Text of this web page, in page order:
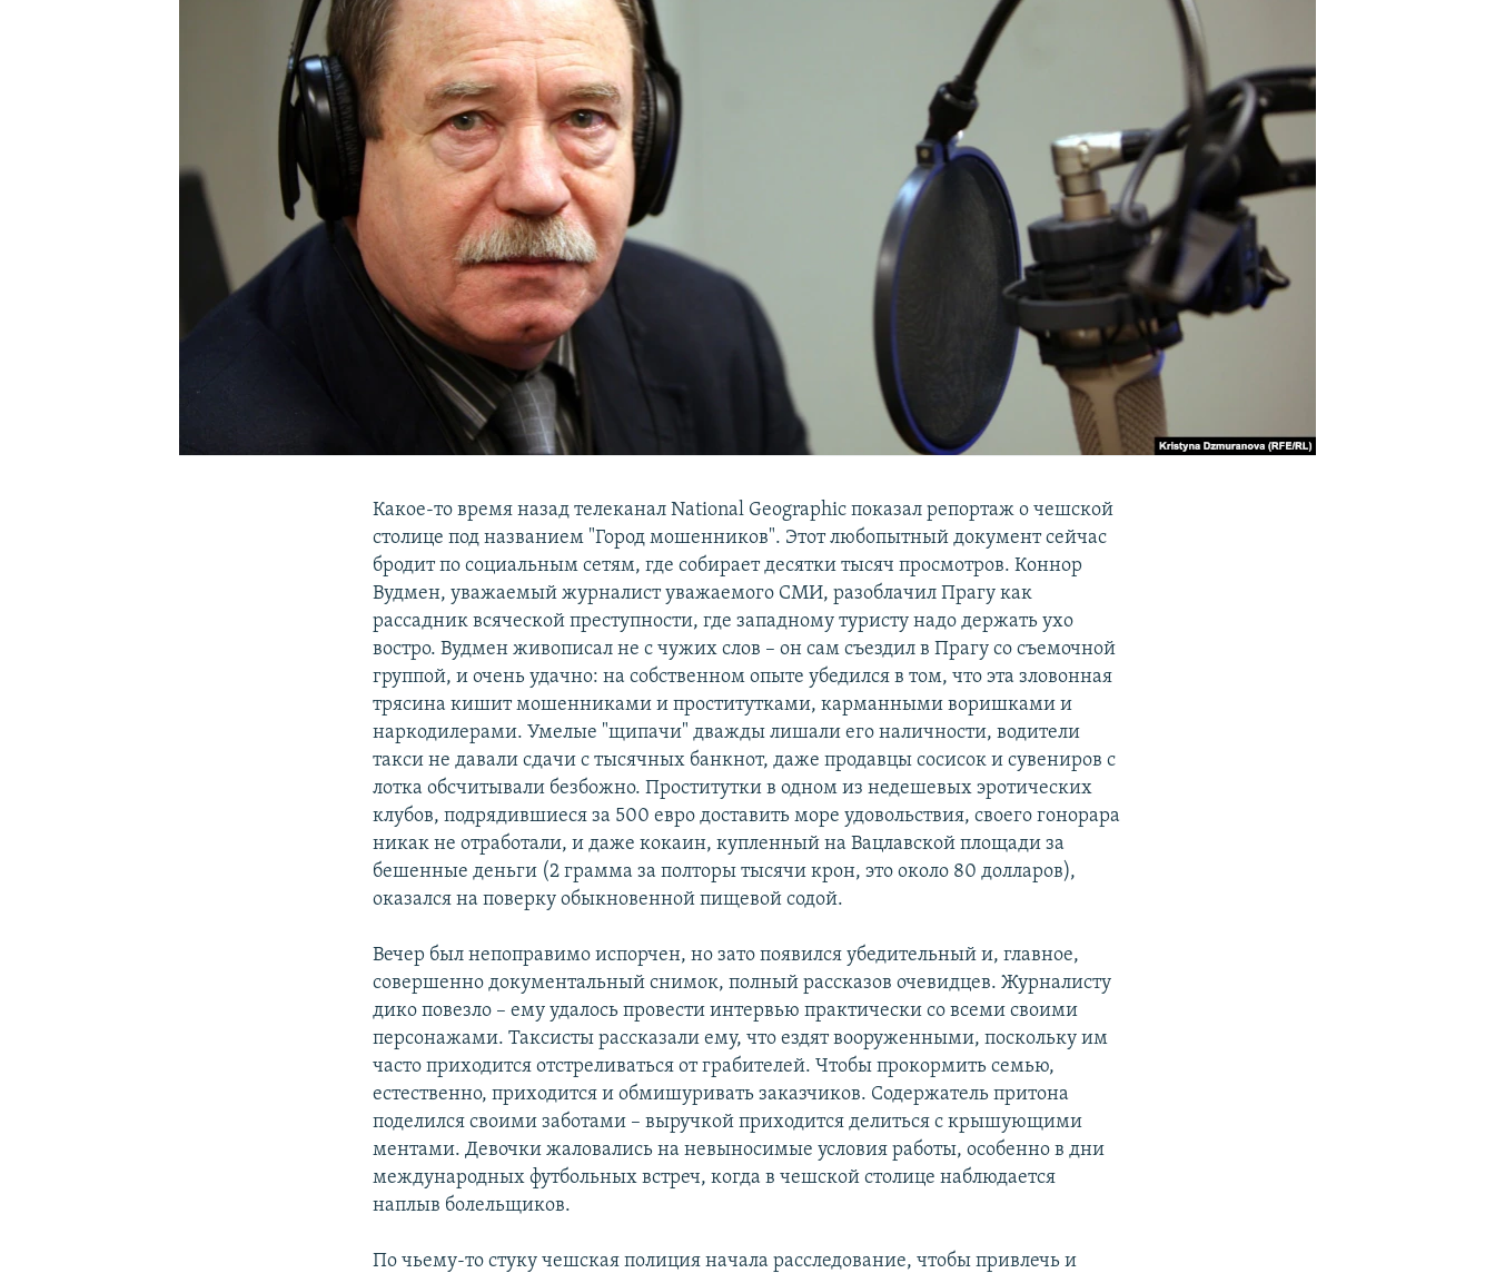
Какое-то время назад телеканал National Geographic показал репортаж о чешской
столице под названием "Город мошенников". Этот любопытный документ сейчас
бродит по социальным сетям, где собирает десятки тысяч просмотров. Коннор
Вудмен, уважаемый журналист уважаемого СМИ, разоблачил Прагу как
рассадник всяческой преступности, где западному туристу надо держать ухо
востро. Вудмен живописал не с чужих слов – он сам съездил в Прагу со съемочной
группой, и очень удачно: на собственном опыте убедился в том, что эта зловонная
трясина кишит мошенниками и проститутками, карманными воришками и
наркодилерами. Умелые "щипачи" дважды лишали его наличности, водители
такси не давали сдачи с тысячных банкнот, даже продавцы сосисок и сувениров с
лотка обсчитывали безбожно. Проститутки в одном из недешевых эротических
клубов, подрядившиеся за 500 евро доставить море удовольствия, своего гонорара
никак не отработали, и даже кокаин, купленный на Вацлавской площади за
бешенные деньги (2 грамма за полторы тысячи крон, это около 80 долларов),
оказался на поверку обыкновенной пищевой содой.
Вечер был непоправимо испорчен, но зато появился убедительный и, главное,
совершенно документальный снимок, полный рассказов очевидцев. Журналисту
дико повезло – ему удалось провести интервью практически со всеми своими
персонажами. Таксисты рассказали ему, что ездят вооруженными, поскольку им
часто приходится отстреливаться от грабителей. Чтобы прокормить семью,
естественно, приходится и обмишуривать заказчиков. Содержатель притона
поделился своими заботами – выручкой приходится делиться с крышующими
ментами. Девочки жаловались на невыносимые условия работы, особенно в дни
международных футбольных встреч, когда в чешской столице наблюдается
наплыв болельщиков.
По чьему-то стуку чешская полиция начала расследование, чтобы привлечь и